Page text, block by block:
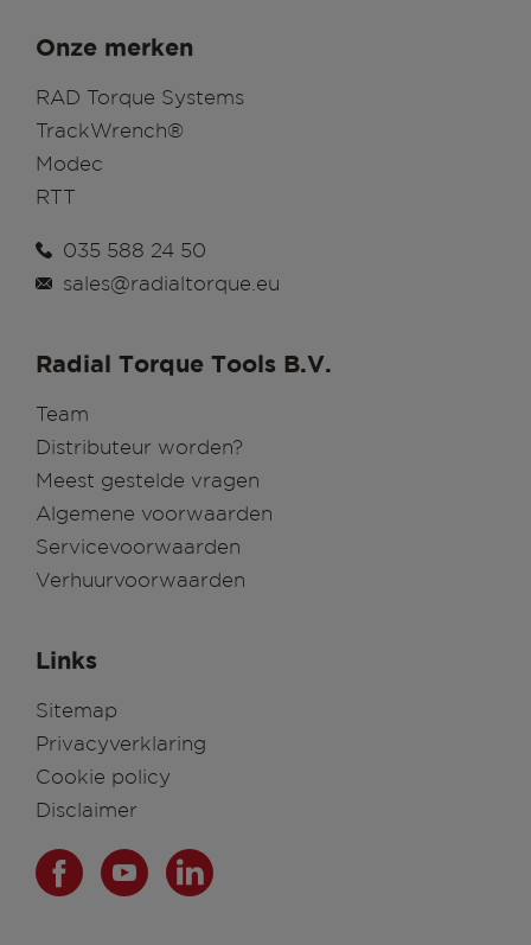
Onze merken
RAD Torque Systems
TrackWrench®
Modec
RTT
035 588 24 50
sales@radialtorque.eu
Radial Torque Tools B.V.
Team
Distributeur worden?
Meest gestelde vragen
Algemene voorwaarden
Servicevoorwaarden
Verhuurvoorwaarden
Links
Sitemap
Privacyverklaring
Cookie policy
Disclaimer